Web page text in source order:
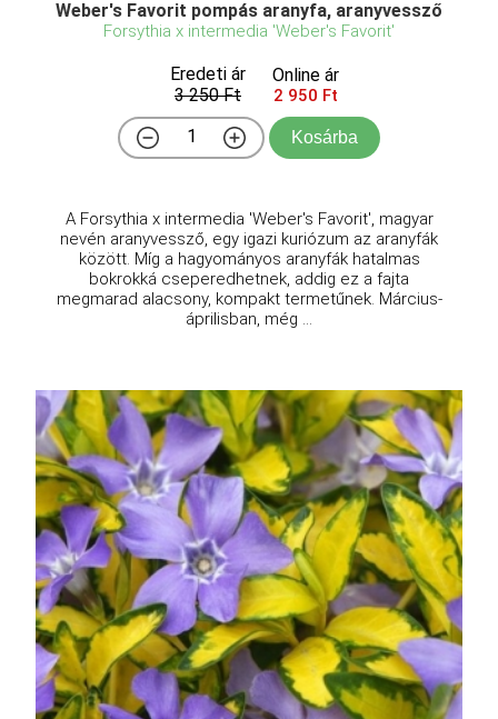
lombhullató cserje, amely 1,2-1,5 méter magasra és
1-1,2 méter szélesre nő meg. Levelei tavasszal
élénk rózsaszínűek ezüstös foltokkal, majd nyáron
mélyebb rózsaszínűvé és bíborrá érlelődnek, ősszel
...
Weber's Favorit pompás aranyfa, aranyvessző
Forsythia x intermedia 'Weber's Favorit'
Eredeti ár
3 250 Ft
Online ár
2 950 Ft
Kosárba